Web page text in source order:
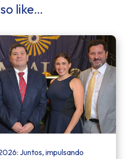
like…
Juntos, impulsando